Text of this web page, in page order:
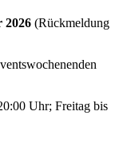
2026 (Rückmeldung
Uhr; Freitag bis